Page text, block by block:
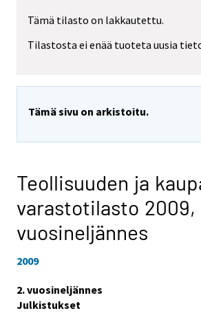
Tämä tilasto on lakkautettu.
Tilastosta ei enää tuoteta uusia
Tämä sivu on arkistoitu.
Teollisuuden ja
varastotilasto 2009,
vuosineljännes
2009
2. vuosineljännes
Julkistukset